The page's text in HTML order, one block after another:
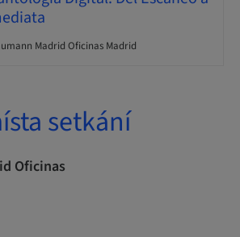
Madrid Oficinas Madrid
setkání
Oficinas